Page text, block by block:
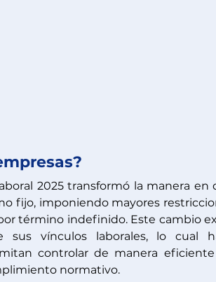
2025 transformó la manera en
fijo, imponiendo mayores
término indefinido. Este cambio
vínculos laborales, lo cual
controlar de manera
normativo.